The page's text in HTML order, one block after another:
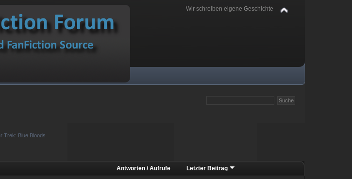
Wir schreiben eigene Geschichte
Trek: Blue Bloods
Antworten/Aufrufe
Letzter Beitrag